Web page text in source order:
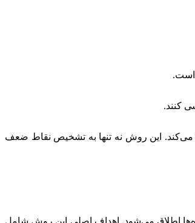
است.
کنند.
می‌کند. این روش نه تنها به تشخیص نقاط ضعف
اطلاق می‌شود. اهداف اصلی این روش شامل